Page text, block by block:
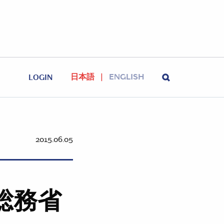
LOGIN 日本語 ENGLISH
2015.06.05
務省